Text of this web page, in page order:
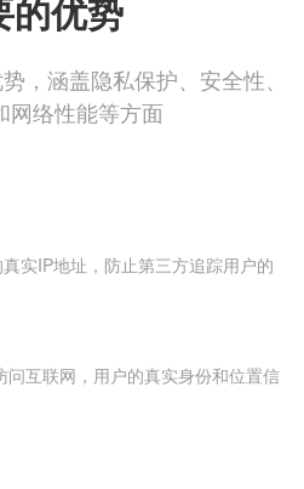
的优势
，涵盖隐私保护、安全性、
网络性能等方面
实IP地址，防止第三方追踪用户的
问互联网，用户的真实身份和位置信